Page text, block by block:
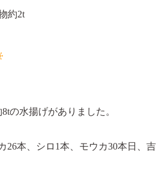
約2t
の水揚げがありました。
26本、シロ1本、モウカ30本日、吉